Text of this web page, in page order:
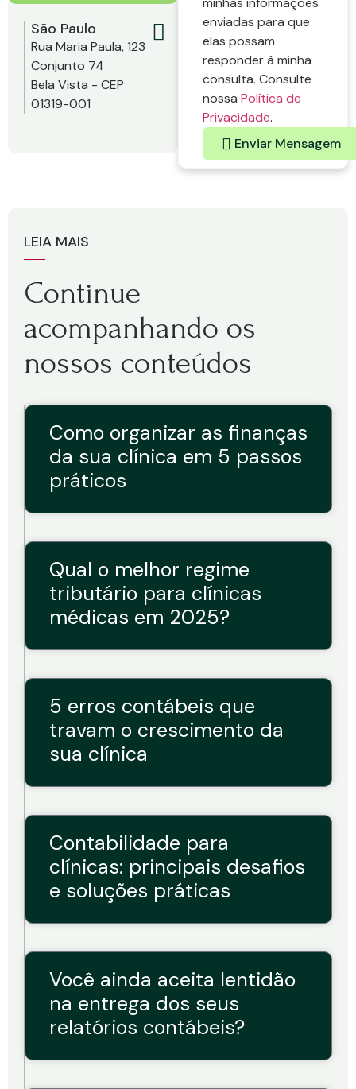
São Paulo
Rua Maria Paula, 123
Conjunto 74
Bela Vista - CEP
01319-001
enviadas para que
elas possam
responder à minha
consulta. Consulte
nossa Política de
Privacidade.
Enviar Mensagem
LEIA MAIS
Continue
acompanhando os
nossos conteúdos
Como organizar as finanças
da sua clínica em 5 passos
práticos
Qual o melhor regime
tributário para clínicas
médicas em 2025?
5 erros contábeis que
travam o crescimento da
sua clínica
Contabilidade para
clínicas: principais desafios
e soluções práticas
Você ainda aceita lentidão
na entrega dos seus
relatórios contábeis?